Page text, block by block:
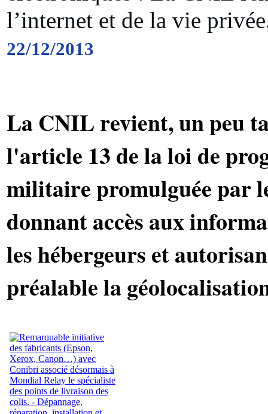
l’internet et de la vie
22/12/2013
La CNIL revient, un peu
l'article 13 de la loi de
militaire promulguée par
donnant accès aux
les hébergeurs et
préalable la